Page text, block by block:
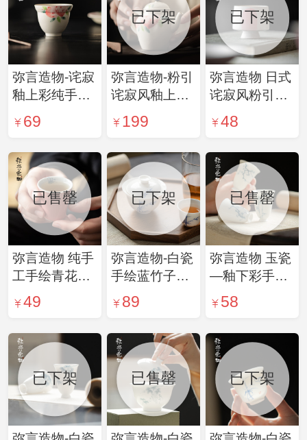
弥言造物-诧寂
釉上彩纯手绘
桃子粗陶茶杯
家用葫芦主人
杯单杯手工品
茗杯
69
已下架
弥言造物-粉引
诧寂风釉上彩
桃子茶壶 日式
手工粗陶手绘
茶壶
199
已下架
弥言造物 日式
诧寂风粉引茶
杯小高足粗陶
主人杯手绘喝
茶杯子单个品
茗杯
48
已售罄
弥言造物 纯手
工手绘青花蝴
蝶品茗杯 功夫
茶杯 (单只)
49
已下架
弥言造物-白瓷
手绘蓝竹子盖
碗釉下彩手工
陶瓷泡茶碗茶
功夫
89
已售罄
弥言造物 玉瓷
—釉下彩手绘
高足主人杯青
花白瓷茶杯单
金品茗杯茶
58
已下架 已售罄 已下架